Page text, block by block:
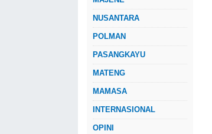
NUSANTARA
POLMAN
PASANGKAYU
MATENG
MAMASA
INTERNASIONAL
OPINI